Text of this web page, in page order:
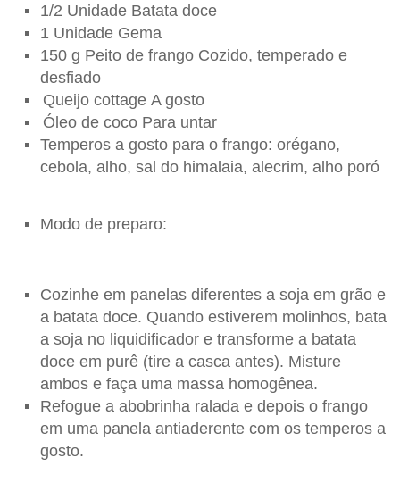
1/2 Unidade Batata doce
1 Unidade Gema
150 g Peito de frango Cozido, temperado e
desfiado
Queijo cottage A gosto
Óleo de coco Para untar
Temperos a gosto para o frango: orégano,
cebola, alho, sal do himalaia, alecrim, alho poró
Modo de preparo:
Cozinhe em panelas diferentes a soja em grão e
a batata doce. Quando estiverem molinhos, bata
a soja no liquidificador e transforme a batata
doce em purê (tire a casca antes). Misture
ambos e faça uma massa homogênea.
Refogue a abobrinha ralada e depois o frango
em uma panela antiaderente com os temperos a
gosto.